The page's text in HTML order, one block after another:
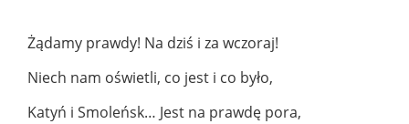
Żądamy prawdy! Na dziś i za wczoraj!
Niech nam oświetli, co jest i co było,
Katyń i Smoleńsk… Jest na prawdę pora,